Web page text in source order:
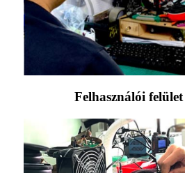
Felhasználói